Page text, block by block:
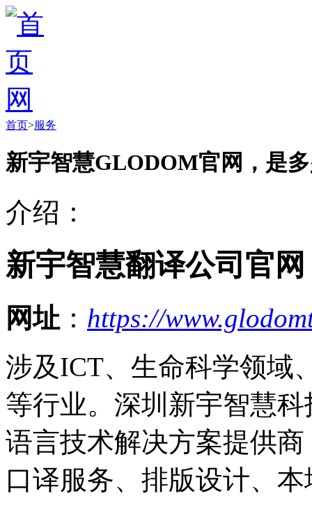
首页>服务
新宇智慧GLODOM官网，是
介绍：
新宇智慧翻译公司官网
网址 ： https://
涉及ICT、生命科学领域
等行业。深圳新宇智慧
语言技术解决方案提供
口译服务、排版设计、